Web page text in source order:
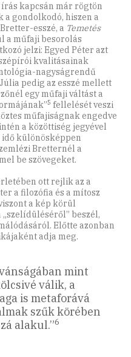
kapcsán már rögtön
gondolkodó, hiszen a
esszé, a Temetés
a műfaji besorolás
jelzi: Egyed Péter azt
kvalitásainak
nagyságrendű
pedig az esszé mellett
egy műfaji váltást a
5 fellelését veszi
műfajiságnak engedve
a közöttiség jegyével
különösképpen
Bretternél a
be szövegeket.
ott rejlik az a
a filozófia és a mítosz
a kép körül
beszél,
Előtte azonban
adja meg.
mint
válik, a
is metaforává
szűk körében
alakul.”6